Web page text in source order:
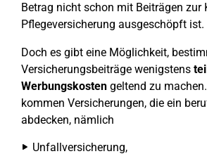
Betrag nicht schon mit Beiträgen zur
Pflegeversicherung ausgeschöpft ist.
Doch es gibt eine Möglichkeit,
Versicherungsbeiträge wenigstens
Werbungskosten geltend zu
kommen Versicherungen, die ein
abdecken, nämlich
Unfallversicherung,